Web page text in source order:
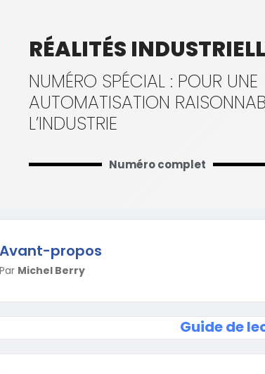
RÉALITÉS
NUMÉRO SPÉCIAL : POUR UNE
AUTOMATISATION
L’INDUSTRIE
Numéro complet
Avant-propos
Par Michel Berry
Guide de